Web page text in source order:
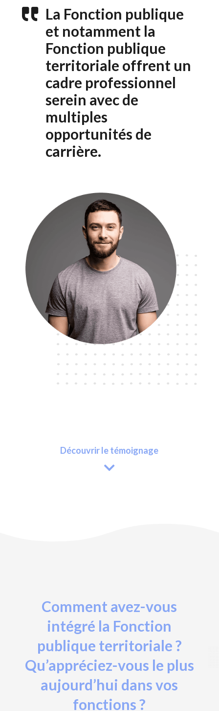
La Fonction publique
et notamment la
Fonction publique
territoriale offrent un
cadre professionnel
serein avec de
multiples
opportunités de
carrière.
Découvrir le témoignage
Comment avez-vous
intégré la Fonction
publique territoriale ?
Qu’appréciez-vous le plus
aujourd’hui dans vos
fonctions ?